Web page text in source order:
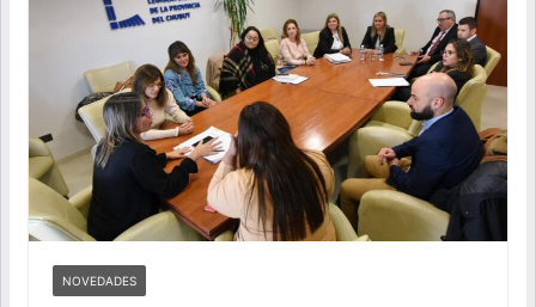
NOVEDADES